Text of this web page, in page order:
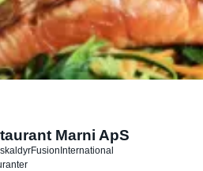
Marni ApS
FusionInternational